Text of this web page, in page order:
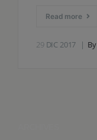
Read more
29 DIC 2017 By